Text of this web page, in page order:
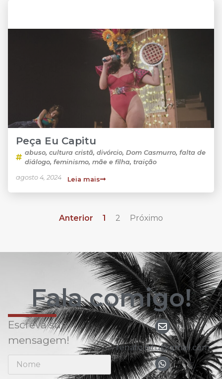
Peça Eu Capitu
abuso, cultura cristã, divórcio, Dom Casmurro, falta de
diálogo, feminismo, mãe e filha, traição
agosto 4, 2024 Leia mais
Anterior 1 2 Próximo
Fala comigo!
Escreva sua
mensagem!
renato.nitu@gmail.com